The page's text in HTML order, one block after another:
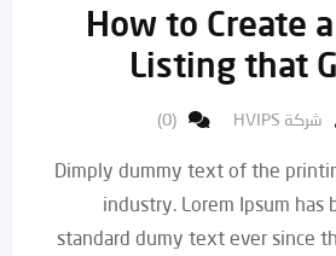
How to Create
Listing that
شركة HVIPS (0)
Dimply dummy text of the
industry. Lorem Ipsum has
standard dumy text ever since